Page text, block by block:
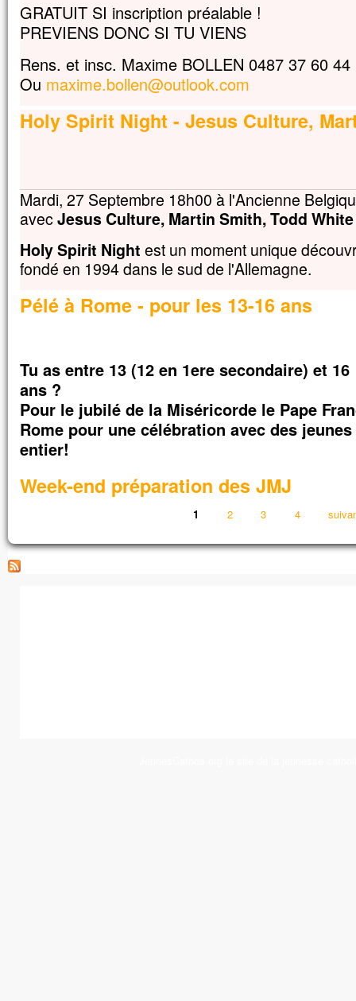
GRATUIT SI inscription préalable !
PREVIENS DONC SI TU VIENS
Rens. et insc. Maxime BOLLEN 0487 37 60 44
Ou maxime.bollen@outlook.com
Holy Spirit Night - Jesus Culture,
Mardi, 27 Septembre 18h00 à l'Ancienne
avecJesus Culture, Martin Smith, Todd White
Holy Spirit Night est un moment unique
fondé en 1994 dans le sud de l'Allemagne.
Pélé à Rome - pour les 13-16 ans
Tu as entre 13 (12 en 1ere secondaire) et 16
ans ?
Pour le jubilé de la Miséricorde le Pape
Rome pour une célébration avec des
entier!
Week-end préparation des JMJ
1 2 3 4